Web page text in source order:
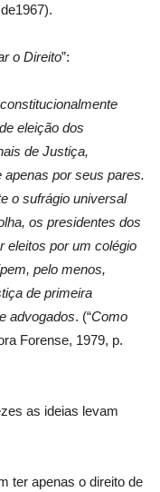
o Direito”:
eleição dos
de Justiça,
por seus pares.
o sufrágio universal
os presidentes dos
eleitos por um colégio
pelo menos,
de primeira
advogados. (“Como
Forense, 1979, p.
as ideias levam
ter apenas o direito de